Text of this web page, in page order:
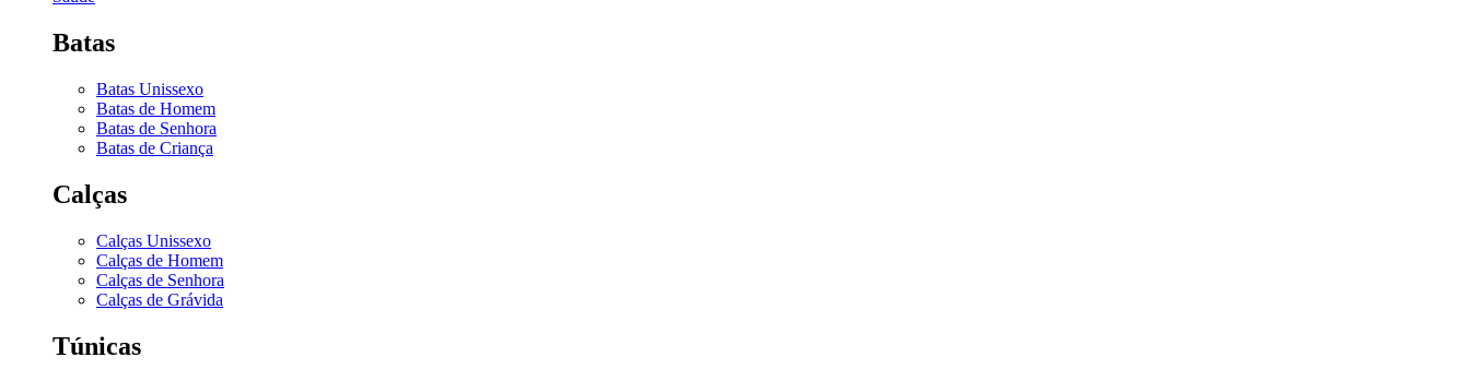
Batas
Batas Unissexo
Batas de Homem
Batas de Senhora
Batas de Criança
Calças
Calças Unissexo
Calças de Homem
Calças de Senhora
Calças de Grávida
Túnicas